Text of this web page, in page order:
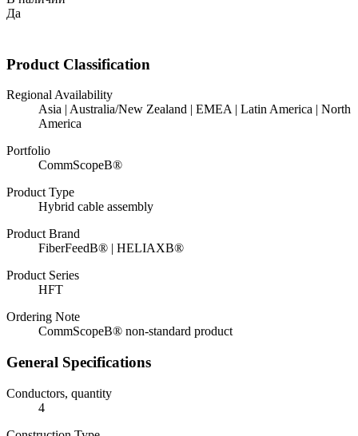
Да
Product Classification
Regional Availability
Asia | Australia/New Zealand | EMEA | Latin America | North
America
Portfolio
CommScopeВ®
Product Type
Hybrid cable assembly
Product Brand
FiberFeedВ® | HELIAXВ®
Product Series
HFT
Ordering Note
CommScopeВ® non-standard product
General Specifications
Conductors, quantity
4